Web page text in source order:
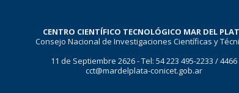
CENTRO CIENTÍFICO TECNOLÓGICO MAR DEL
Consejo Nacional de Investigaciones Científicas y
11 de Septiembre 2626 - Tel: 54 223 495-2233 / 4466
cct@mardelplata-conicet.gob.ar